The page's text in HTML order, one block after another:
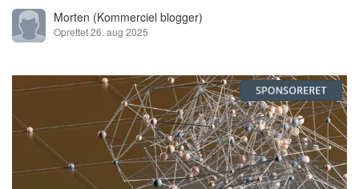
Morten (Kommerciel blogger)
Oprettet 26. aug 2025